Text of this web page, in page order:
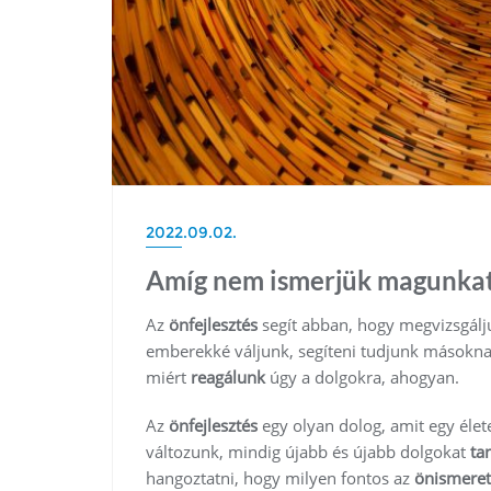
2022.09.02.
Amíg nem ismerjük
Az önfejlesztés segít abban, hogy
emberekké váljunk, segíteni tudjunk
miért reagálunk úgy a dolgokra, ahogyan.
Az önfejlesztés egy olyan dolog, amit egy
változunk, mindig újabb és újabb dolgokat
hangoztatni, hogy milyen fontos az önismeret